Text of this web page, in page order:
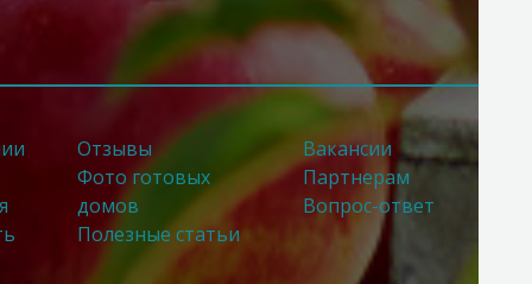
Отзывы
Фото готовых
домов
Полезные статьи
Вакансии
Партнерам
Вопрос-ответ